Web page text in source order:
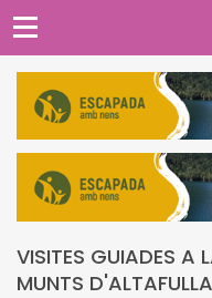
VISITES GUIADES A
MUNTS D'ALTAFULLA